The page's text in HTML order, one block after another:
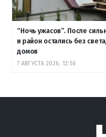
“Ночь ужасов”. После
и район остались без
домов
7 АВГУСТА 2026, 12:56